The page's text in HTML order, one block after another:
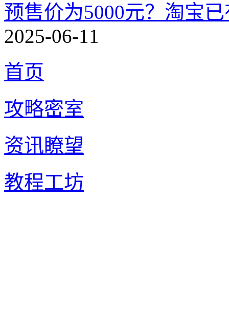
预售价为5000元？淘宝
2025-06-11
首页
攻略密室
资讯瞭望
教程工坊